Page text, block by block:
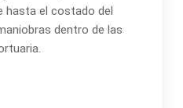
hasta el costado del
dentro de las